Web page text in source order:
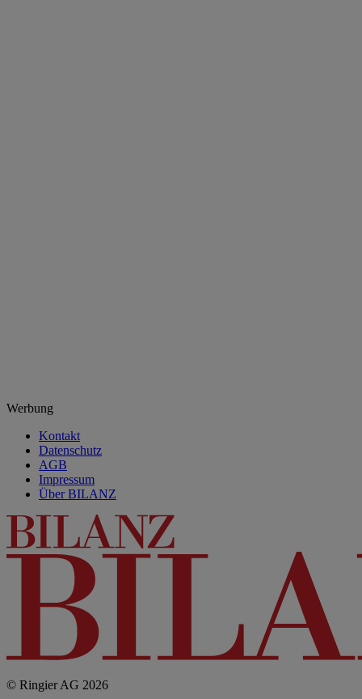
Werbung
Kontakt
Datenschutz
AGB
Impressum
Über BILANZ
© Ringier AG 2026